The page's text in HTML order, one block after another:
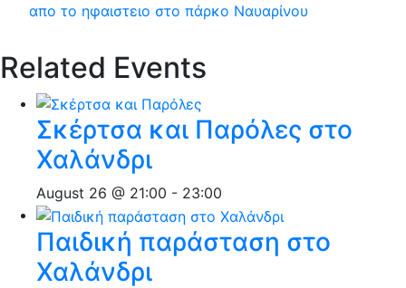
απο το ηφαιστειο στο πάρκο Ναυαρίνου
Related Events
Σκέρτσα και Παρόλες στο
Χαλάνδρι
August 26 @ 21:00 - 23:00
Παιδική παράσταση στο
Χαλάνδρι